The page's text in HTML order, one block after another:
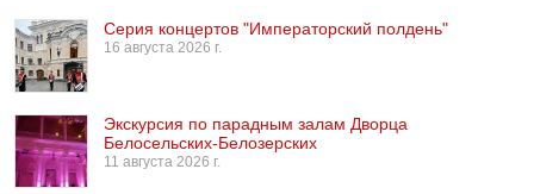
Серия концертов "Императорский полдень"
16 августа 2026 г.
Экскурсия по парадным залам Дворца
Белосельских-Белозерских
11 августа 2026 г.